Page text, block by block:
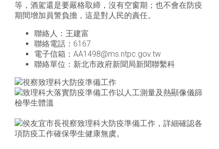
等，酒駕還是要嚴格取締，沒有空窗期；也不會在防疫
期間增加員警負擔，這是對人民的責任。
聯絡人：王建富
聯絡電話：6167
電子信箱：AA1498@ms.ntpc.gov.tw
聯絡單位：新北市政府新聞局新聞聯繫科